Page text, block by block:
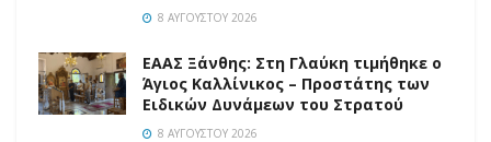
8 ΑΥΓΟΎΣΤΟΥ 2026
EAAΣ Ξάνθης: Στη Γλαύκη τιμήθηκε ο
Άγιος Καλλίνικος – Προστάτης των
Ειδικών Δυνάμεων του Στρατού
8 ΑΥΓΟΎΣΤΟΥ 2026